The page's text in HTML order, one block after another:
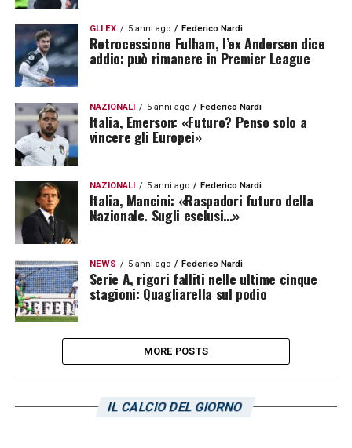
GLI EX 5 anni ago Federico Nardi
Retrocessione Fulham, l’ex Andersen dice
addio: può rimanere in Premier League
NAZIONALI 5 anni ago Federico Nardi
Italia, Emerson: «Futuro? Penso solo a
vincere gli Europei»
NAZIONALI 5 anni ago Federico Nardi
Italia, Mancini: «Raspadori futuro della
Nazionale. Sugli esclusi…»
NEWS 5 anni ago Federico Nardi
Serie A, rigori falliti nelle ultime cinque
stagioni: Quagliarella sul podio
MORE POSTS
IL CALCIO DEL GIORNO